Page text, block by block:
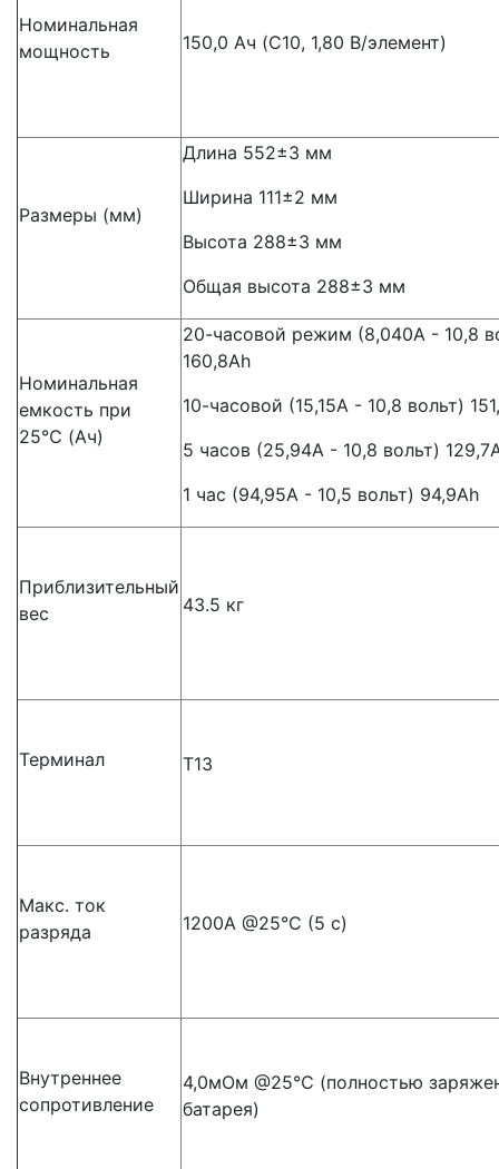
Номинальная
мощность
150,0 Ач (C10, 1,80 В/элемент)
Размеры (мм)
Длина 552±3 мм
Ширина 111±2 мм
Высота 288±3 мм
Общая высота 288±3 мм
Номинальная
емкость при
25℃ (Ач)
20-часовой режим (8,040A - 10,8
160,8Ah
10-часовой (15,15A - 10,8 вольт)
5 часов (25,94A - 10,8 вольт)
1 час (94,95A - 10,5 вольт) 94,9Ah
Приблизительный
вес
43.5 кг
Терминал T13
Макс. ток
разряда
1200A @25°C (5 с)
Внутреннее
сопротивление
4,0мОм @25℃ (полностью
батарея)